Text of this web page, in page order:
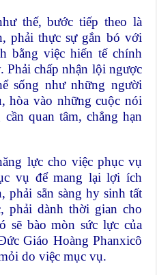
thế, bước tiếp theo là
phải thực sự gắn bó với
bằng việc hiến tế chính
Phải chấp nhận lội ngược
sống như những người
hòa vào những cuộc nói
quan tâm, chẳng hạn
lực cho việc phục vụ
vụ để mang lại lợi ích
phải sẵn sàng hy sinh tất
phải dành thời gian cho
sẽ bào mòn sức lực của
Giáo Hoàng Phanxicô
do việc mục vụ.